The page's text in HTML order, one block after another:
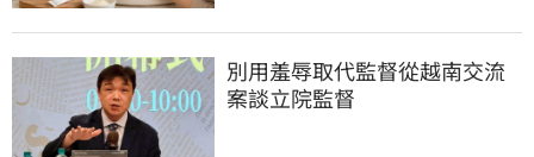
別用羞辱取代監督從越南交流
案談立院監督